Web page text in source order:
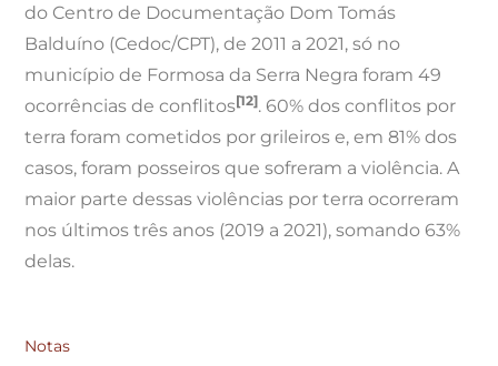
do Centro de Documentação Dom Tomás
Balduíno (Cedoc/CPT), de 2011 a 2021, só no
município de Formosa da Serra Negra foram 49
ocorrências de conflitos[12]. 60% dos conflitos por
terra foram cometidos por grileiros e, em 81% dos
casos, foram posseiros que sofreram a violência. A
maior parte dessas violências por terra ocorreram
nos últimos três anos (2019 a 2021), somando 63%
delas.
Notas